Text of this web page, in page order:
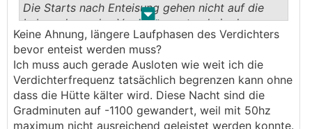
. .
Die Starts nach Enteisung gehen nicht auf die
Lebensdauer des Verdichters etc. da ja da
bereits "alles warm" ist.
Keine Ahnung, längere Laufphasen des Verdichters
bevor enteist werden muss?
Ich muss auch gerade Ausloten wie weit ich die
Verdichterfrequenz tatsächlich begrenzen kann ohne
dass die Hütte kälter wird. Diese Nacht sind die
Gradminuten auf -1100 gewandert, weil mit 50hz
maximum nicht ausreichend geleistet werden konnte.